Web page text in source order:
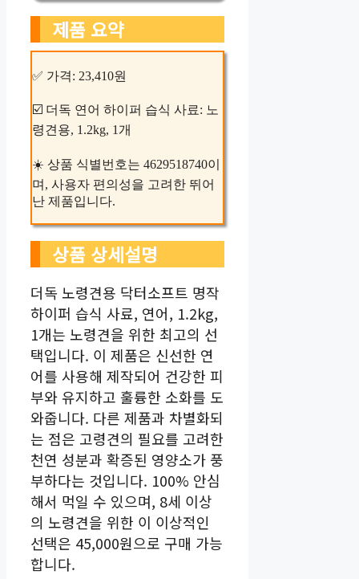
제품 요약
✅ 가격: 23,410원
☑️ 더독 연어 하이퍼 습식 사료: 노
령견용, 1.2kg, 1개
☀️ 상품 식별번호는 4629518740이
며, 사용자 편의성을 고려한 뛰어
난 제품입니다.
상품 상세설명
더독 노령견용 닥터소프트 명작
하이퍼 습식 사료, 연어, 1.2kg,
1개는 노령견을 위한 최고의 선
택입니다. 이 제품은 신선한 연
어를 사용해 제작되어 건강한 피
부와 유지하고 훌륭한 소화를 도
와줍니다. 다른 제품과 차별화되
는 점은 고령견의 필요를 고려한
천연 성분과 확증된 영양소가 풍
부하다는 것입니다. 100% 안심
해서 먹일 수 있으며, 8세 이상
의 노령견을 위한 이 이상적인
선택은 45,000원으로 구매 가능
합니다.